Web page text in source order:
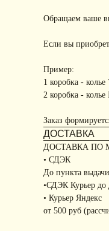
Обращаем ваше
Если вы
Пример:
1 коробка -
2 коробка - колье
Заказ
ДОСТАВКА
ДОСТАВКА ПО
• СДЭК
До пункта
•СДЭК Курьер до
• Курьер Яндекс
от 500 руб